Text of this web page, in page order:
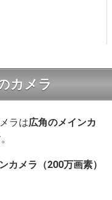
カメラ
ラは広角のメインカ
カメラ（200万画素）